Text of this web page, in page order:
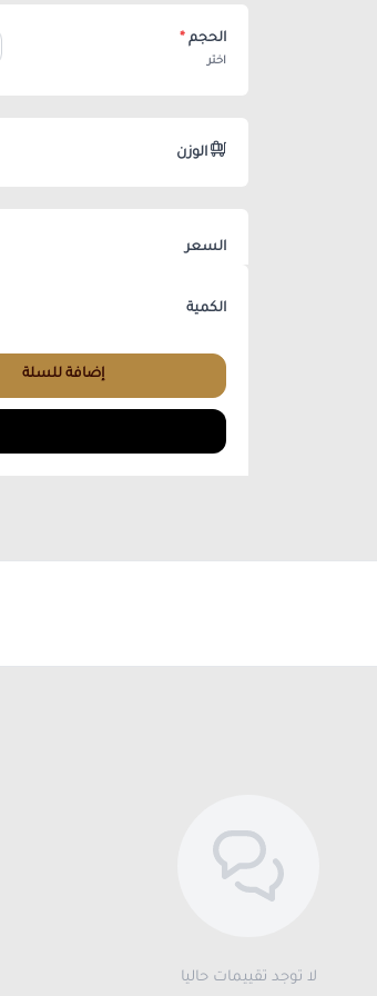
الحجم *
اختر
الوزن
السعر
الكمية
إضافة للسلة
لا توجد تقييمات حاليا